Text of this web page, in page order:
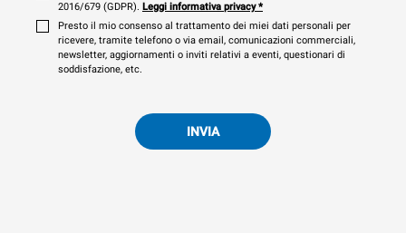
2016/679 (GDPR). Leggi informativa privacy*
Presto il mio consenso al trattamento dei miei dati personali per
ricevere, tramite telefono o via email, comunicazioni commerciali,
newsletter, aggiornamenti o inviti relativi a eventi, questionari di
soddisfazione, etc.
INVIA